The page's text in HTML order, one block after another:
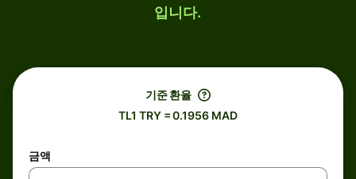
입니다.
기준 환율
TL1 TRY = 0.1956 MAD
금액